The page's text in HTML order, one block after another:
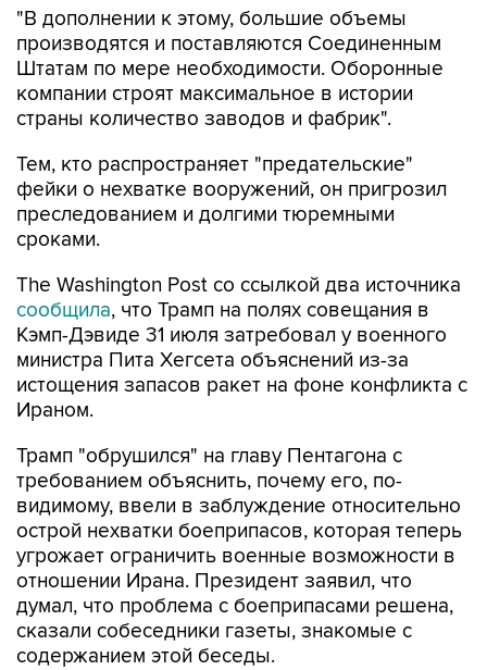
"В дополнении к этому, большие объемы
производятся и поставляются Соединенным
Штатам по мере необходимости. Оборонные
компании строят максимальное в истории
страны количество заводов и фабрик".
Тем, кто распространяет "предательские"
фейки о нехватке вооружений, он пригрозил
преследованием и долгими тюремными
сроками.
The Washington Post со ссылкой два источника
сообщила, что Трамп на полях совещания в
Кэмп-Дэвиде 31 июля затребовал у военного
министра Пита Хегсета объяснений из-за
истощения запасов ракет на фоне конфликта с
Ираном.
Трамп "обрушился" на главу Пентагона с
требованием объяснить, почему его, по-
видимому, ввели в заблуждение относительно
острой нехватки боеприпасов, которая теперь
угрожает ограничить военные возможности в
отношении Ирана. Президент заявил, что
думал, что проблема с боеприпасами решена,
сказали собеседники газеты, знакомые с
содержанием этой беседы.